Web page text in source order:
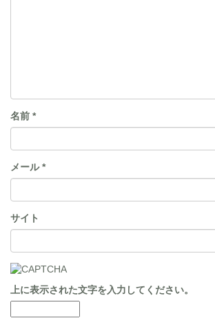
名前 *
メール *
サイト
上に表示された文字を入力してください。